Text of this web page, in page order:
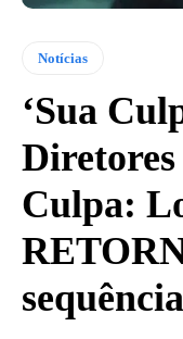
Notícias
‘Sua
Culpa:
sequência